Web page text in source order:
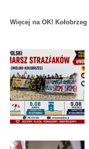
Więcej na OK! Kołobrzeg